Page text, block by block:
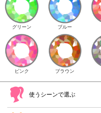
グリーン ブルー
ピンク ブラウン
使うシーンで選ぶ